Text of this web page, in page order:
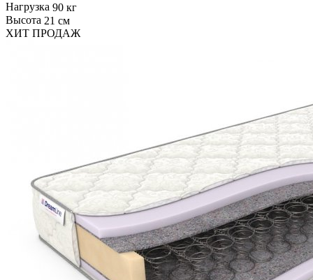
Нагрузка 90 кг
Высота 21 см
ХИТ ПРОДАЖ